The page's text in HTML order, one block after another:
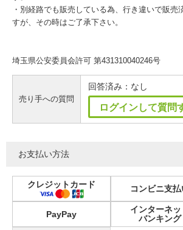
・別経路でも販売している為、行き違いで販売
すが、その時はご了承下さい。
埼玉県公安委員会許可 第431310040246号
売り手への質問
回答済み：なし
ログインして質問
お支払い方法
クレジットカード コンビニ支払
PayPay
インターネッ
バンキング